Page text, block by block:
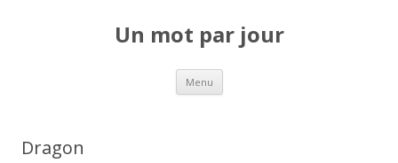
Un mot par jour
Menu Aller au contenu principal
Dragon